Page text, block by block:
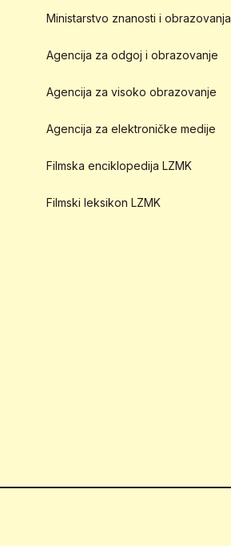
Ministarstvo znanosti i obrazovanja
Agencija za odgoj i obrazovanje
Agencija za visoko obrazovanje
Agencija za elektroničke medije
Filmska enciklopedija LZMK
Filmski leksikon LZMK